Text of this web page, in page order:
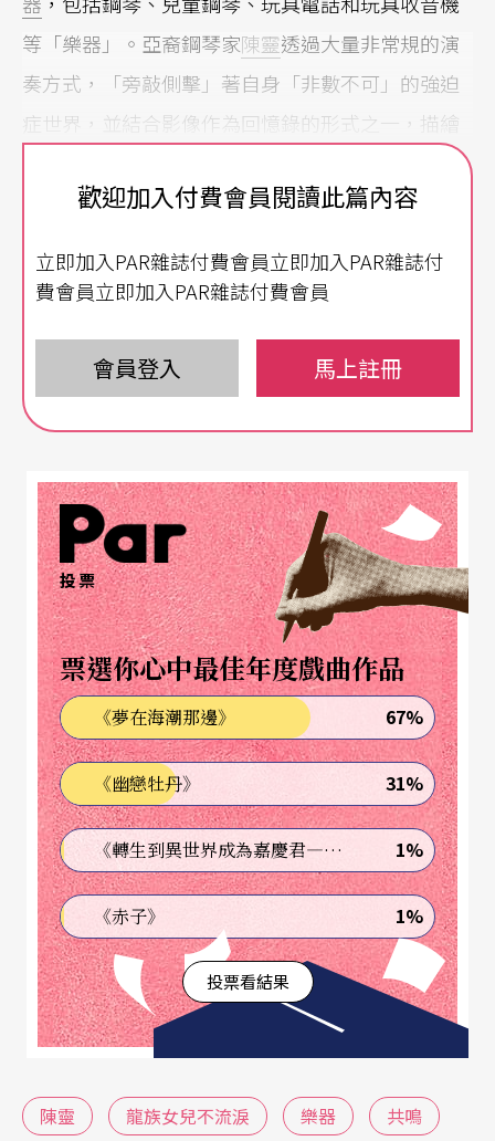
等「樂器」。亞裔鋼琴家陳靈透過大量非常規的演
奏方式，「旁敲側擊」著自身「非數不可」的強迫
症世界，並結合影像作為回憶錄的形式之一，描繪
​《龍族女兒不流淚》作為一個置放於國際舞台卻極
其私人的作品，這個決定無疑是大膽的，又尤其在
「少文本」的創作企圖中，要將陳靈內心的強迫症
世界以劇場的形式符號化，音樂本身的抽象性又該
如何轉化為更具體的連結？而「連結」不僅僅是決
也必須引導觀眾從自己的經驗出發，才能確實地與
作品進行有效的對話和共鳴，否則一不小心便會流
落於過分自溺或過分張揚的圈套當中。
​然而，所謂的「共鳴」在陳靈和觀眾之間被建立，
同時也建立於私人與公共之間。意思是，此作品不
僅攸關陳靈私人經驗的揭露，也同樣需要引領觀眾
從私人經驗出發，彼此才能建立起一種公共的情感
共鳴。透過這種方式，作品才得以保持一定的私人
性，同時推開通往國際舞台的門。
​帶著這個意識回過頭來思考，此作品究竟適不適合
被置放於國際藝術節當中？或是換句話來說，作品
究竟是否成功地在有限度的空間內進行有效的對
話？於我而言，基於作品中各種符號之間高度抓緊
核心又保持密切互動關係的亮眼表現，尤其音樂演
奏的聽覺體驗，總俐落又精準地被轉換為劇場中的
歡迎加入付費會員閱讀此篇內容
立即加入PAR雜誌付費會員立即加入PAR雜誌付
費會員立即加入PAR雜誌付費會員
會員登入 馬上註冊
投票
票選你心中最佳年度戲曲作品
《夢在海潮那邊》 67%
《幽戀牡丹》 31%
《轉生到異世界成為嘉慶君—發現我的祖先是詐騙集團!?》 1%
《赤子》 1%
投票看結果
陳靈 龍族女兒不流淚 樂器 共鳴